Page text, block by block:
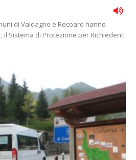
di Valdagno e Recoaro hanno
il Sistema di Protezione per Richiedenti